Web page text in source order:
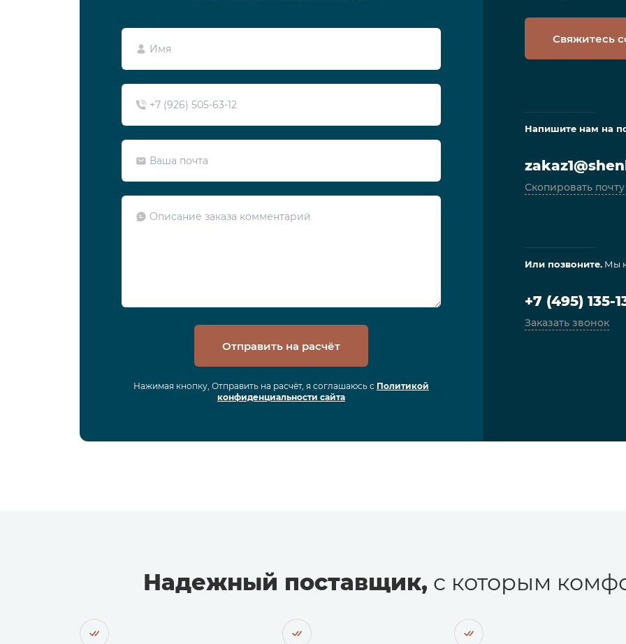
Отправить на расчёт
Нажимая кнопку, Отправить на расчёт, я соглашаюсь с Политикой
конфиденциальности сайта
Свяжитесь
Напишите нам на
Скопировать почту
Или позвоните.Мы
+7 (495) 135-
Заказать звонок
Надежный поставщик, с которым